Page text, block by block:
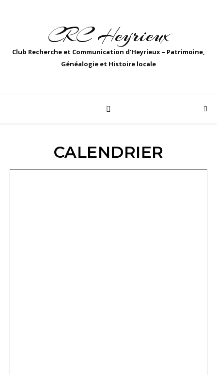
CRC Heyrieux
Club Recherche et Communication d'Heyrieux – Patrimoine,
Généalogie et Histoire locale
CALENDRIER